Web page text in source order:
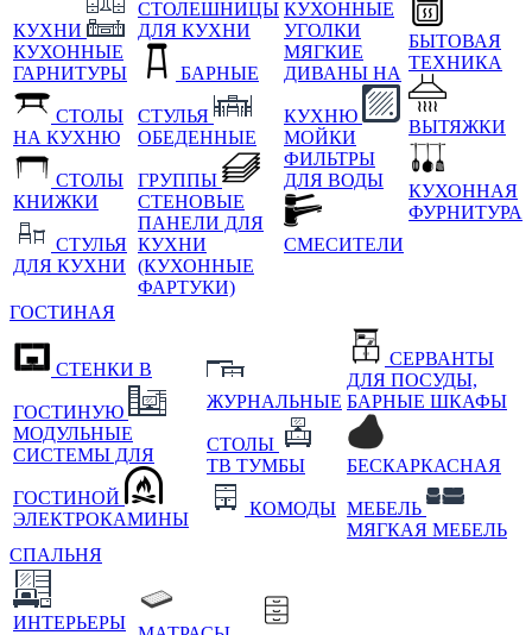
КУХНИ
КУХОННЫЕ
ГАРНИТУРЫ
СТОЛЫ
НА КУХНЮ
СТОЛЫ
КНИЖКИ
СТУЛЬЯ
ДЛЯ КУХНИ
СТОЛЕШНИЦЫ
ДЛЯ КУХНИ
БАРНЫЕ
СТУЛЬЯ
ОБЕДЕННЫЕ
ГРУППЫ
СТЕНОВЫЕ
ПАНЕЛИ ДЛЯ
КУХНИ
(КУХОННЫЕ
ФАРТУКИ)
КУХОННЫЕ
УГОЛКИ
МЯГКИЕ
ДИВАНЫ НА
КУХНЮ
МОЙКИ
ФИЛЬТРЫ
ДЛЯ ВОДЫ
СМЕСИТЕЛИ
БЫТОВАЯ
ТЕХНИКА
ВЫТЯЖКИ
КУХОННАЯ
ФУРНИТУРА
ГОСТИНАЯ
СТЕНКИ В
ГОСТИНУЮ
МОДУЛЬНЫЕ
СИСТЕМЫ ДЛЯ
ГОСТИНОЙ
ЭЛЕКТРОКАМИНЫ
ЖУРНАЛЬНЫЕ
СТОЛЫ
ТВ ТУМБЫ
КОМОДЫ
СЕРВАНТЫ
ДЛЯ ПОСУДЫ,
БАРНЫЕ ШКАФЫ
БЕСКАРКАСНАЯ
МЕБЕЛЬ
МЯГКАЯ МЕБЕЛЬ
СПАЛЬНЯ
ИНТЕРЬЕРЫ